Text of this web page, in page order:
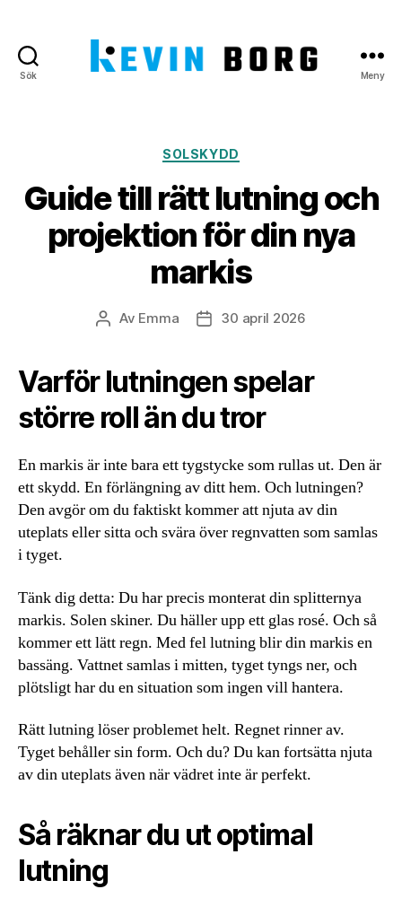
Sök Meny
Kategorier
SOLSKYDD
Guide till rätt lutning och
projektion för din nya
markis
Inläggsförfattare
Av Emma Inläggsdatum
30 april 2026
Varför lutningen spelar
större roll än du tror
En markis är inte bara ett tygstycke som rullas ut. Den är
ett skydd. En förlängning av ditt hem. Och lutningen?
Den avgör om du faktiskt kommer att njuta av din
uteplats eller sitta och svära över regnvatten som samlas
i tyget.
Tänk dig detta: Du har precis monterat din splitternya
markis. Solen skiner. Du häller upp ett glas rosé. Och så
kommer ett lätt regn. Med fel lutning blir din markis en
bassäng. Vattnet samlas i mitten, tyget tyngs ner, och
plötsligt har du en situation som ingen vill hantera.
Rätt lutning löser problemet helt. Regnet rinner av.
Tyget behåller sin form. Och du? Du kan fortsätta njuta
av din uteplats även när vädret inte är perfekt.
Så räknar du ut optimal
lutning